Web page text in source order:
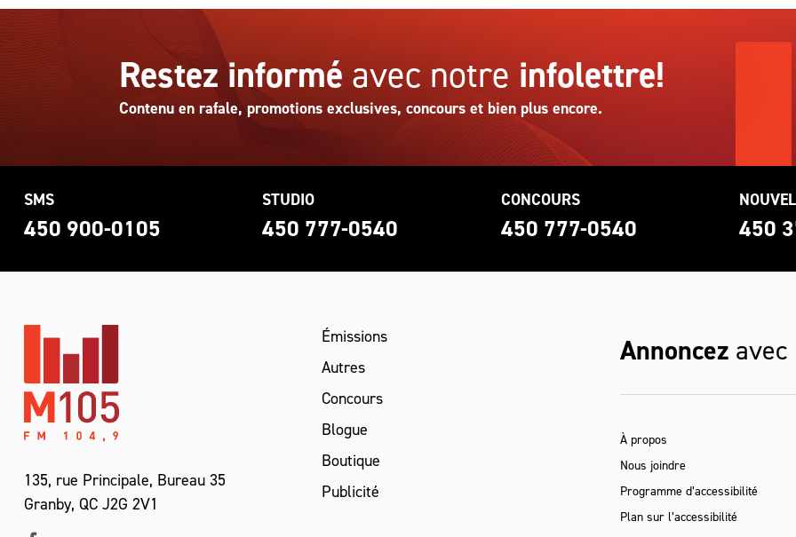
Restez informé avec notre infolettre!
Contenu en rafale, promotions exclusives, concours et bien plus encore.
SMS
450 900-0105
STUDIO
450 777-0540
CONCOURS
450 777-0540 450
135, rue Principale, Bureau 35
Granby, QC J2G 2V1
Émissions
Autres
Concours
Blogue
Boutique
Publicité
Annoncez avec
À propos
Nous joindre
Programme d’accessibilité
Plan sur l’accessibilité